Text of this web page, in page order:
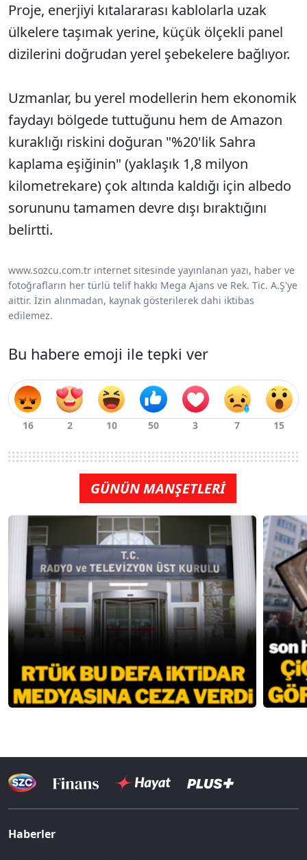
Proje, enerjiyi kıtalararası kablolarla uzak
ülkelere taşımak yerine, küçük ölçekli panel
dizilerini doğrudan yerel şebekelere bağlıyor.
Uzmanlar, bu yerel modellerin hem ekonomik
faydayı bölgede tuttuğunu hem de Amazon
kuraklığı riskini doğuran "%20'lik Sahra
kaplama eşiğinin" (yaklaşık 1,8 milyon
kilometrekare) çok altında kaldığı için albedo
sorununu tamamen devre dışı bıraktığını
belirtti.
www.sozcu.com.tr internet sitesinde yayınlanan yazı, haber ve
fotoğrafların her türlü telif hakkı Mega Ajans ve Rek. Tic. A.Ş'ye
aittir. İzin alınmadan, kaynak gösterilerek dahi iktibas
edilemez.
Bu habere emoji ile tepki ver
GÜNÜN MANŞETLERİ
Haberler